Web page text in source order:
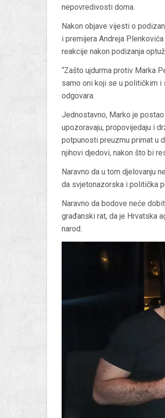
nepovredivosti doma.
Nakon objave vijesti o
i premijera Andreja
reakcije nakon podizanja
“Zašto ujdurma protiv Marka
samo oni koji se u političkim i
odgovara:
Jednostavno, Marko je
upozoravaju, propovijedaju i
potpunosti preuzmu primat u
njihovi djedovi, nakon što bi
Naravno da u tom djelovanju
da svjetonazorska i politička
Naravno da bodove neće
građanski rat, da je Hrvatska
narod.